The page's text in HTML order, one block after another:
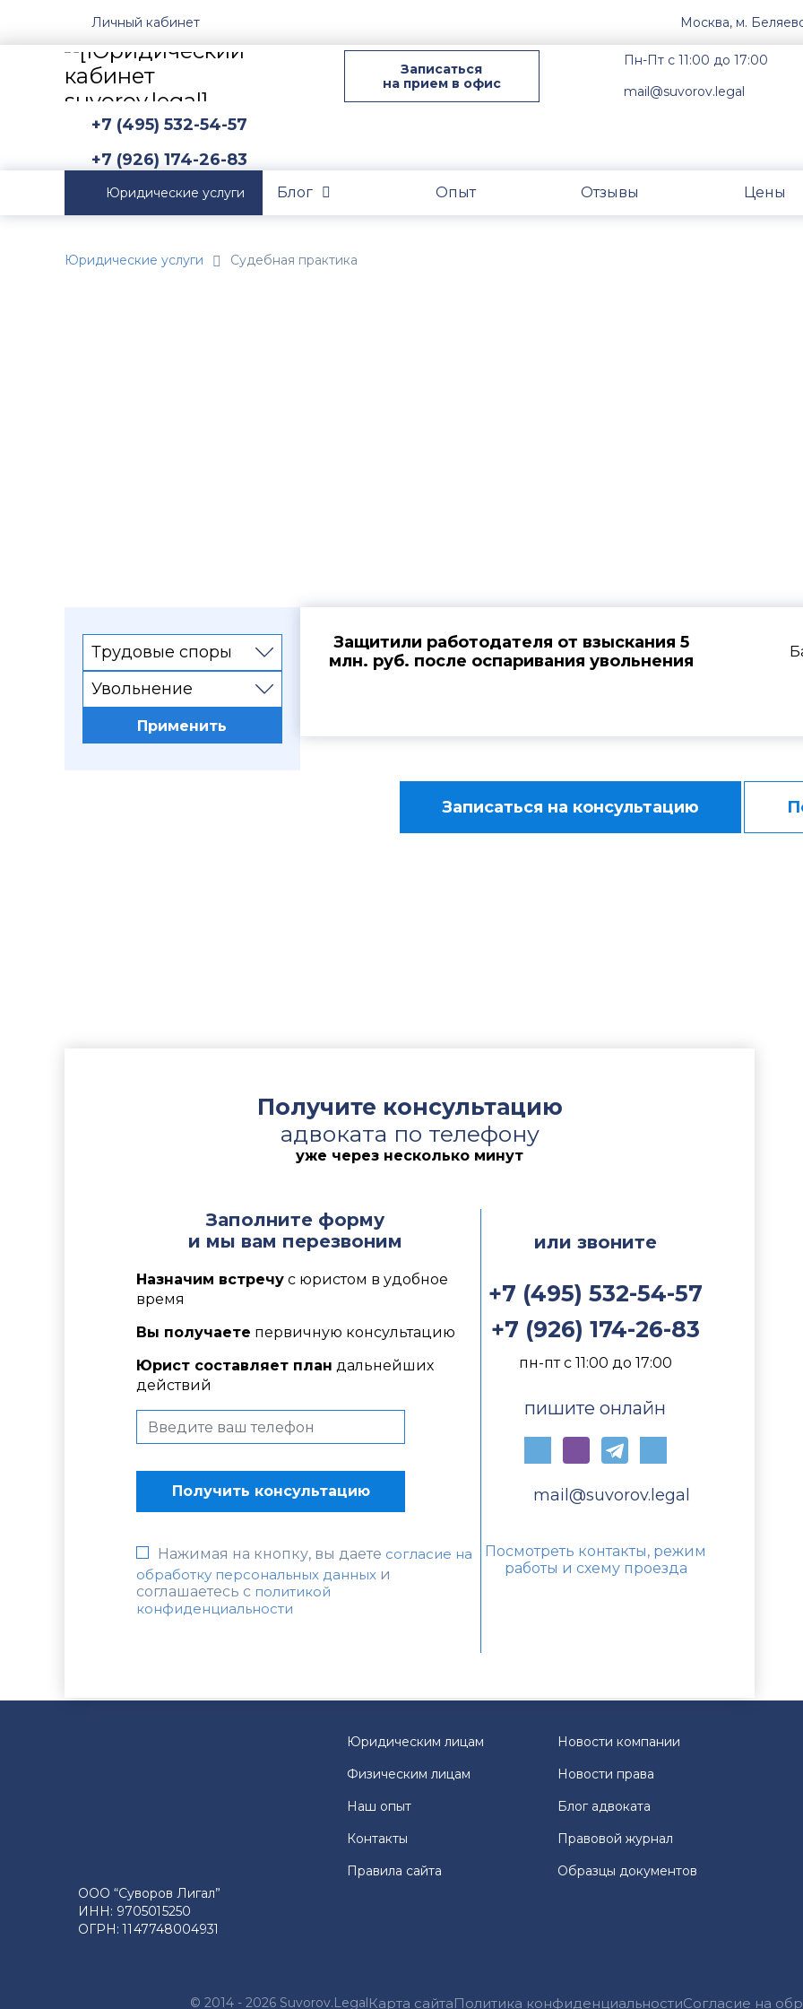
Личный кабинет Москва, м.
Записаться
на прием в офис
Пн-Пт с 11:00 до 17:00
mail@suvorov.legal
+7 (495) 532-54-57
+7 (926) 174-26-83
Юридические услуги Блог Опыт Отзывы Цены
Юридические услуги Судебная практика
Трудовые споры
Увольнение
Применить
Защитили работодателя от взыскания 5
млн. руб. после оспаривания увольнения
в удовлетворении исковых требований и подтвердил
Защищали интересы работодателя — Федерального
«Научно-учебный центр «Сварка и контроль» при
МГТУ им.
ранее занимавшего должность руководителя юридического
Записаться на консультацию
Получите консультацию
адвоката по телефону
уже через несколько минут
Заполните форму
и мы вам перезвоним
Назначим встречу с юристом в удобное
время
Вы получаете первичную консультацию
Юрист составляет план дальнейших
действий
Нажимая на кнопку, вы даете согласие на
обработку персональных данных и
соглашаетесь c политикой
конфиденциальности
или звоните
+7 (495) 532-54-57
+7 (926) 174-26-83
пн-пт с 11:00 до 17:00
пишите онлайн
mail@suvorov.legal
Посмотреть контакты, режим
работы и схему проезда
ООО “Суворов Лигал”
ИНН: 9705015250
ОГРН: 1147748004931
Юридическим лицам
Новости компании
Физическим лицам
Новости права
Наш опыт
Блог адвоката
Контакты
Правовой журнал
Правила сайта
Образцы документов
© 2014 - 2026 Suvorov.LegalКарта сайтаПолитика конфиденциальностиСогласие на